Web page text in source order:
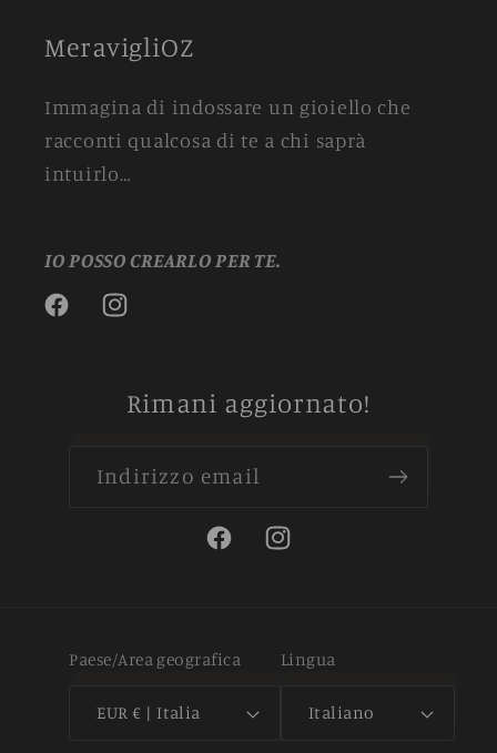
MeravigliOZ
Immagina di indossare un gioiello che
racconti qualcosa di te a chi saprà
intuirlo…
IO POSSO CREARLO PER TE.
FacebookInstagram
Rimani aggiornato!
Indirizzo email
FacebookInstagram
Paese/Area geografica
EUR € | Italia
Lingua
Italiano